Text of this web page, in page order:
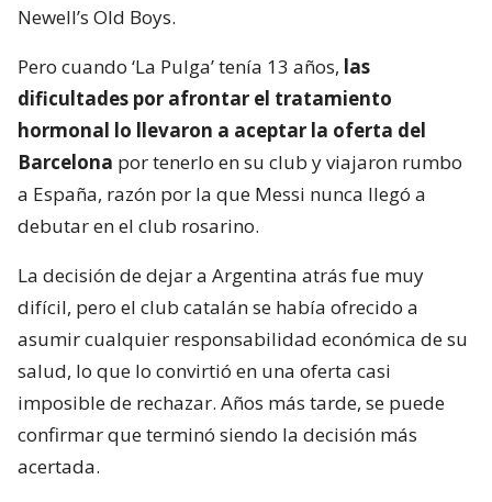
Newell’s Old Boys.
Pero cuando ‘La Pulga’ tenía 13 años, las
dificultades por afrontar el tratamiento
hormonal lo llevaron a aceptar la oferta del
Barcelona por tenerlo en su club y viajaron rumbo
a España, razón por la que Messi nunca llegó a
debutar en el club rosarino.
La decisión de dejar a Argentina atrás fue muy
difícil, pero el club catalán se había ofrecido a
asumir cualquier responsabilidad económica de su
salud, lo que lo convirtió en una oferta casi
imposible de rechazar. Años más tarde, se puede
confirmar que terminó siendo la decisión más
acertada.